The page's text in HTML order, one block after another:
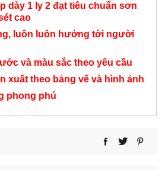
dày 1 ly 2 đạt tiêu chuẩn sơn
cao
luôn luôn hướng tới người
và màu sắc theo yêu cầu
xuất theo bảng vẽ và hình ảnh
phong phú